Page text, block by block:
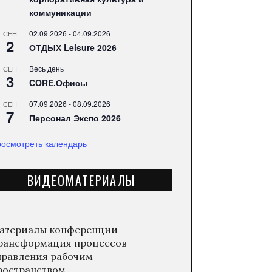
коммуникации
СЕН
2
02.09.2026 -04.09.2026
ОТДЫХ Leisure 2026
СЕН
3
Весь день
CORE.Офисы
СЕН
7
07.09.2026 -08.09.2026
Персонал Экспо 2026
календарь
ВИДЕОМАТЕРИАЛЫ
конференции
процессов
рабочим